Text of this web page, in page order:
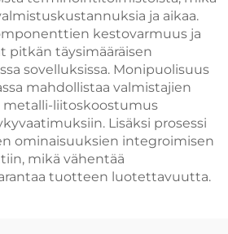
ja aikaa.
kestovarmuus ja
pitkän täysimääräisen
sovelluksissa. Monipuolisuus
mahdollistaa valmistajien
metalli-liitoskoostumus
Lisäksi prosessi
ominaisuuksien integroimisen
mikä vähentää
tuotteen luotettavuutta.